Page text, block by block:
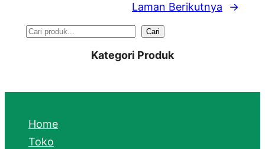
Laman Berikutnya →
S
r
h
Cari
Kategori Produk
Home
Toko